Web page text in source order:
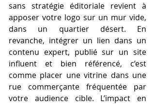
sans stratégie éditoriale revient à
apposer votre logo sur un mur vide,
dans un quartier désert. En
revanche, intégrer un lien dans un
contenu expert, publié sur un site
influent et bien référencé, c’est
comme placer une vitrine dans une
rue commerçante fréquentée par
votre audience cible. L’impact en